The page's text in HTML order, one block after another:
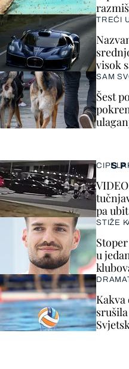
pa
STIŽE
u
TREĆI
visok
SAM
Šest